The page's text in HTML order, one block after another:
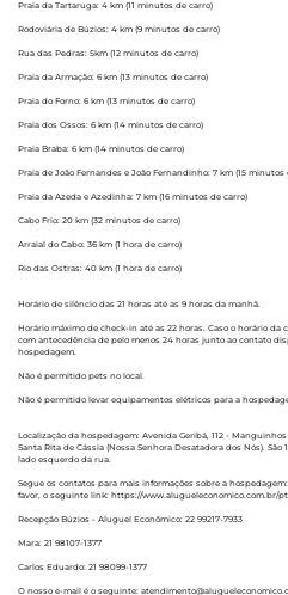
Praia da Tartaruga: 4 km (11 minutos de carro)
Rodoviária de Búzios: 4 km (9 minutos de carro)
Rua das Pedras: 5km (12 minutos de carro)
Praia da Armação: 6 km (13 minutos de carro)
Praia do Forno: 6 km (13 minutos de carro)
Praia dos Ossos: 6 km (14 minutos de carro)
Praia Braba: 6 km (14 minutos de carro)
Praia de João Fernandes e João Fernandinho: 7 km (15 minutos
Praia da Azeda e Azedinha: 7 km (16 minutos de carro)
Cabo Frio: 20 km (32 minutos de carro)
Arraial do Cabo: 36 km (1 hora de carro)
Rio das Ostras: 40 km (1 hora de carro)
Horário de silêncio das 21 horas até as 9 horas da manhã.
Horário máximo de check-in até as 22 horas. Caso o horário
com antecedência de pelo menos 24 horas junto ao contato
hospedagem.
Não é permitido pets no local.
Não é permitido levar equipamentos elétricos para a
Localização da hospedagem: Avenida Geribá, 112 -
Santa Rita de Cássia (Nossa Senhora Desatadora dos Nós).
lado esquerdo da rua.
Segue os contatos para mais informações sobre a
favor, o seguinte link: https://www.alugueleconomico.com.br/
Recepção Búzios - Aluguel Econômico: 22 99217-7933
Mara: 21 98107-1377
Carlos Eduardo: 21 98099-1377
O nosso e-mail é o seguinte: